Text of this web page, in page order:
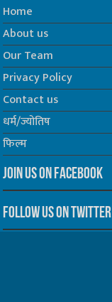
Home
About us
Our Team
Privacy Policy
Contact us
धर्म/ज्योतिष
फिल्म
Join us on Facebook
Follow us on Twitter